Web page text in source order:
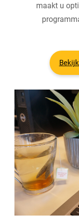
maakt u